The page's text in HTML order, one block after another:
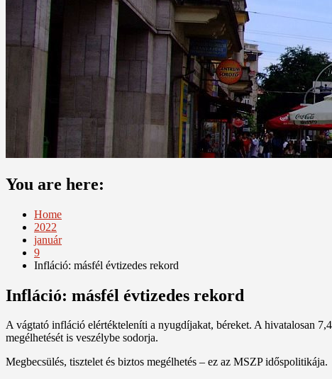
You are here:
Home
2022
január
9
Infláció: másfél évtizedes rekord
Infláció: másfél évtizedes rekord
A vágtató infláció elértékteleníti a nyugdíjakat, béreket. A hivatalosan
megélhetését is veszélybe sodorja.
Megbecsülés, tisztelet és biztos megélhetés – ez az MSZP időspolitikája.